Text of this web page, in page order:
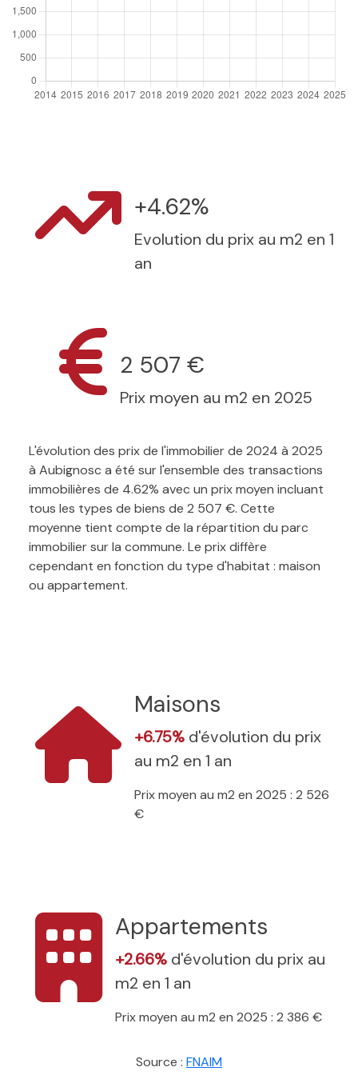
+4.62%
Evolution du prix au m2 en 1
an
2 507 €
Prix moyen au m2 en 2025
L'évolution des prix de l'immobilier de 2024 à 2025
à Aubignosc a été sur l'ensemble des transactions
immobilières de 4.62% avec un prix moyen incluant
tous les types de biens de 2 507 €. Cette
moyenne tient compte de la répartition du parc
immobilier sur la commune. Le prix diffère
cependant en fonction du type d'habitat : maison
ou appartement.
Maisons
+6.75% d'évolution du prix
au m2 en 1 an
Prix moyen au m2 en 2025 : 2 526
€
Appartements
+2.66% d'évolution du prix au
m2 en 1 an
Prix moyen au m2 en 2025 : 2 386 €
Source : FNAIM